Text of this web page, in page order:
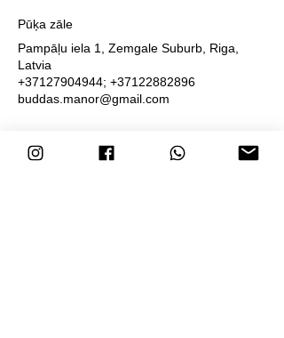
Pūķa zāle
Pampāļu iela 1, Zemgale Suburb, Riga,
Latvia
+37127904944; +37122882896
buddas.manor@gmail.com